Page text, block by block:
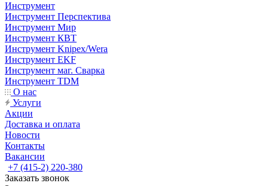
Инструмент
Инструмент Перспектива
Инструмент Мир
Инструмент КВТ
Инструмент Knipex/Wera
Инструмент EKF
Инструмент маг. Сварка
Инструмент TDM
О нас
Услуги
Акции
Доставка и оплата
Новости
Контакты
Вакансии
+7 (415-2) 220-380
Заказать звонок